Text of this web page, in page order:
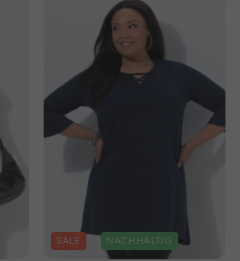
SALE NACHHALTIG